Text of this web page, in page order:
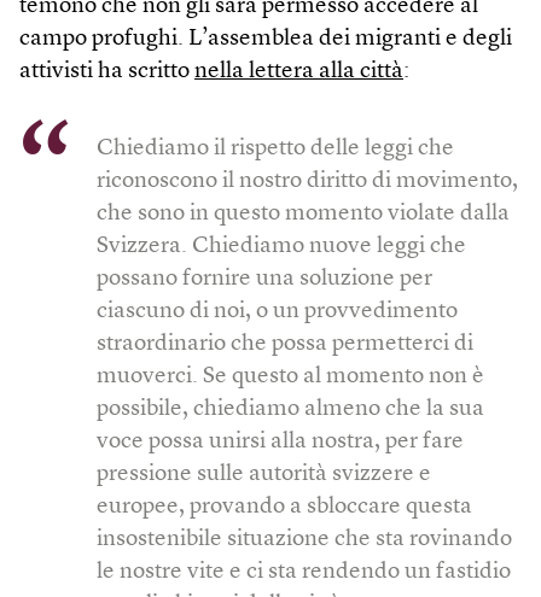
temono che non gli sarà permesso accedere al
campo profughi. L’assemblea dei migranti e degli
attivisti ha scritto nella lettera alla città:
Chiediamo il rispetto delle leggi che
riconoscono il nostro diritto di movimento,
che sono in questo momento violate dalla
Svizzera. Chiediamo nuove leggi che
possano fornire una soluzione per
ciascuno di noi, o un provvedimento
straordinario che possa permetterci di
muoverci. Se questo al momento non è
possibile, chiediamo almeno che la sua
voce possa unirsi alla nostra, per fare
pressione sulle autorità svizzere e
europee, provando a sbloccare questa
insostenibile situazione che sta rovinando
le nostre vite e ci sta rendendo un fastidio